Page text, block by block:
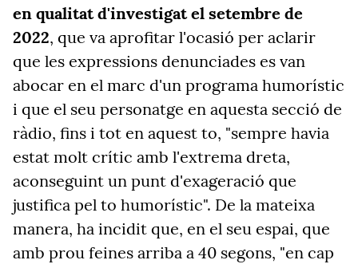
en qualitat d'investigat el setembre de
2022, que va aprofitar l'ocasió per aclarir
que les expressions denunciades es van
abocar en el marc d'un programa humorístic
i que el seu personatge en aquesta secció de
ràdio, fins i tot en aquest to, "sempre havia
estat molt crític amb l'extrema dreta,
aconseguint un punt d'exageració que
justifica pel to humorístic". De la mateixa
manera, ha incidit que, en el seu espai, que
amb prou feines arriba a 40 segons, "en cap